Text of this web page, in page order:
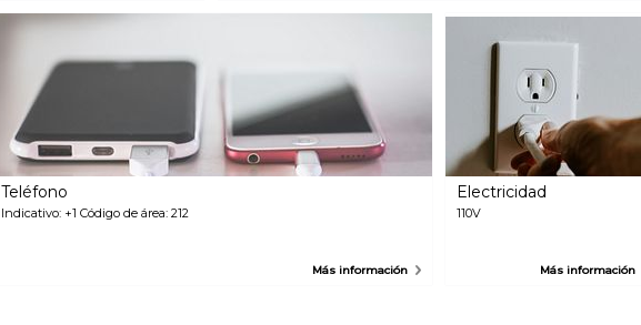
recuerde dejar una propina.
Manhattan tiene calles y
importante saber tanto la
dirección como la calle
transversal de su destino. Un
taxi está libre si la luz amarilla en
la parte superior del coche está
completamente iluminada.
principal, conocido como la oficina de correos de James Farley, está
Teléfono
Indicativo: +1 Código de área: 212
Más información
Electricidad
110V
Más información